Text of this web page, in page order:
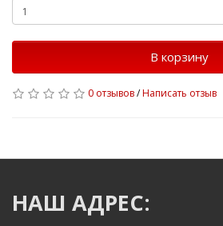
В корзину
0 отзывов/Написать отзыв
НАШ АДРЕС: